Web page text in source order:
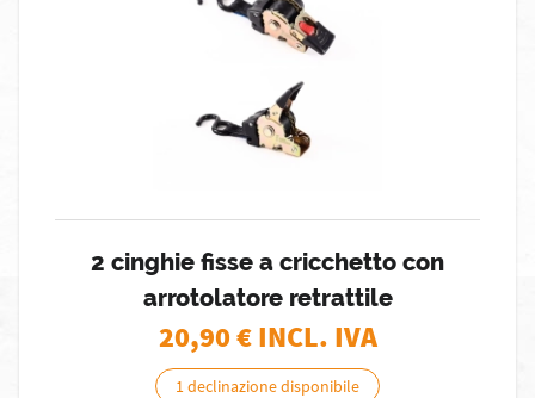
2 cinghie fisse a cricchetto con
arrotolatore retrattile
20,90€ INCL. IVA
1 declinazione disponibile